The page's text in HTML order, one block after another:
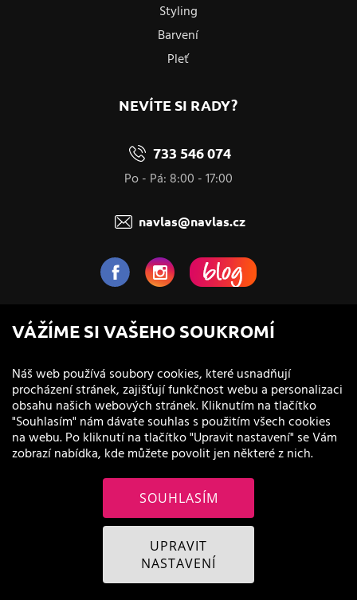
Styling
Barvení
Pleť
NEVÍTE SI RADY?
733 546 074
Po - Pá: 8:00 - 17:00
navlas@navlas.cz
NaVlas.cz - Vlasová kosmetika
provozovatel e-shopu a prodejen
© 2011 - 2026 NaVlas.cz
VÁŽÍME SI VAŠEHO SOUKROMÍ
Náš web používá soubory cookies, které usnadňují
procházení stránek, zajišťují funkčnost webu a personalizaci
obsahu našich webových stránek. Kliknutím na tlačítko
"Souhlasím" nám dávate souhlas s použitím všech cookies
na webu. Po kliknutí na tlačítko "Upravit nastavení" se Vám
zobrazí nabídka, kde můžete povolit jen některé z nich.
SOUHLASÍM
UPRAVIT
NASTAVENÍ